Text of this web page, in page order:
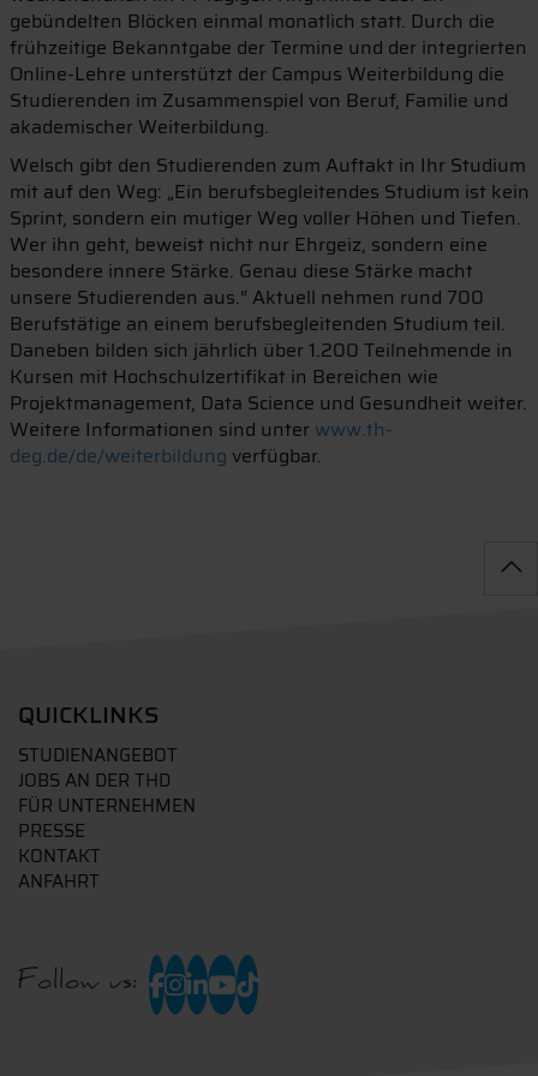
gebündelten Blöcken einmal monatlich statt. Durch die
frühzeitige Bekanntgabe der Termine und der integrierten
Online-Lehre unterstützt der Campus Weiterbildung die
Studierenden im Zusammenspiel von Beruf, Familie und
akademischer Weiterbildung.
Welsch gibt den Studierenden zum Auftakt in Ihr Studium
mit auf den Weg: „Ein berufsbegleitendes Studium ist kein
Sprint, sondern ein mutiger Weg voller Höhen und Tiefen.
Wer ihn geht, beweist nicht nur Ehrgeiz, sondern eine
besondere innere Stärke. Genau diese Stärke macht
unsere Studierenden aus.“ Aktuell nehmen rund 700
Berufstätige an einem berufsbegleitenden Studium teil.
Daneben bilden sich jährlich über 1.200 Teilnehmende in
Kursen mit Hochschulzertifikat in Bereichen wie
Projektmanagement, Data Science und Gesundheit weiter.
Weitere Informationen sind unter www.th-
deg.de/de/weiterbildung verfügbar.
QUICKLINKS
STUDIENANGEBOT
JOBS AN DER THD
FÜR UNTERNEHMEN
PRESSE
KONTAKT
ANFAHRT
Follow us: